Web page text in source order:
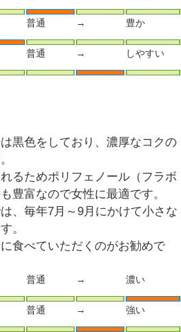
普通 → 豊か
普通 → しやすい
黒色をしており、濃厚なコクの
るためポリフェノール（フラボ
豊富なので女性に最適です。
、毎年7月～9月にかけて小さな
。
食べていただくのがお勧めで
普通 → 濃い
普通 → 強い